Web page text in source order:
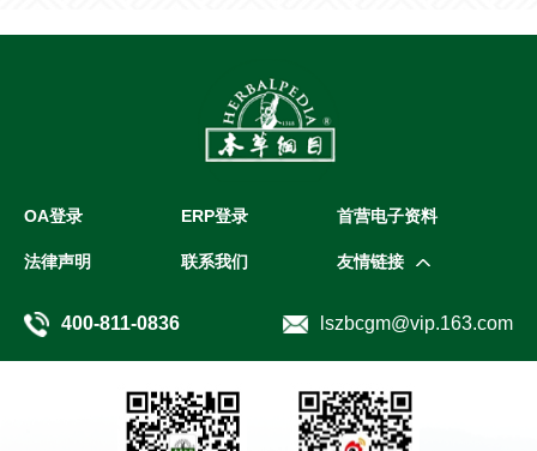
OA登录 ERP登录 首营电子资料
法律声明 联系我们 友情链接
400-811-0836 lszbcgm@vip.163.com